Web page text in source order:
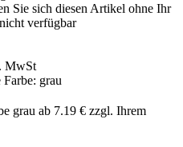
Sie sich diesen Artikel ohne Ihr
verfügbar
MwSt
Farbe: grau